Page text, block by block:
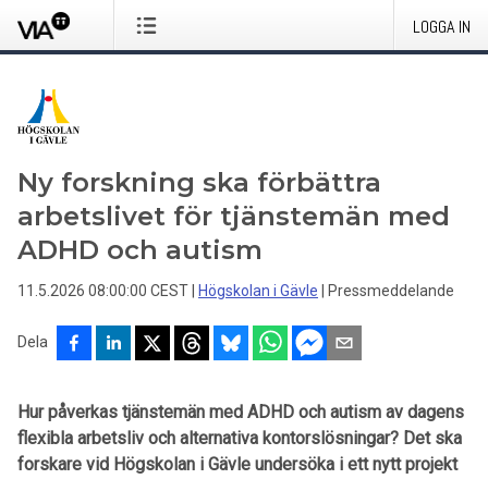
LOGGA IN
Ny forskning ska förbättra
arbetslivet för tjänstemän med
ADHD och autism
11.5.2026 08:00:00 CEST Högskolan i Gävle Pressmeddelande
Dela
Hur påverkas tjänstemän med ADHD och autism av dagens
flexibla arbetsliv och alternativa kontorslösningar? Det ska
forskare vid Högskolan i Gävle undersöka i ett nytt projekt